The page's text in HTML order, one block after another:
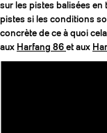
sur les pistes balisées
pistes si les conditions
concrète de ce à quoi
aux Harfang 86 et aux